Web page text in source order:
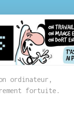
ordinateur,
fortuite.